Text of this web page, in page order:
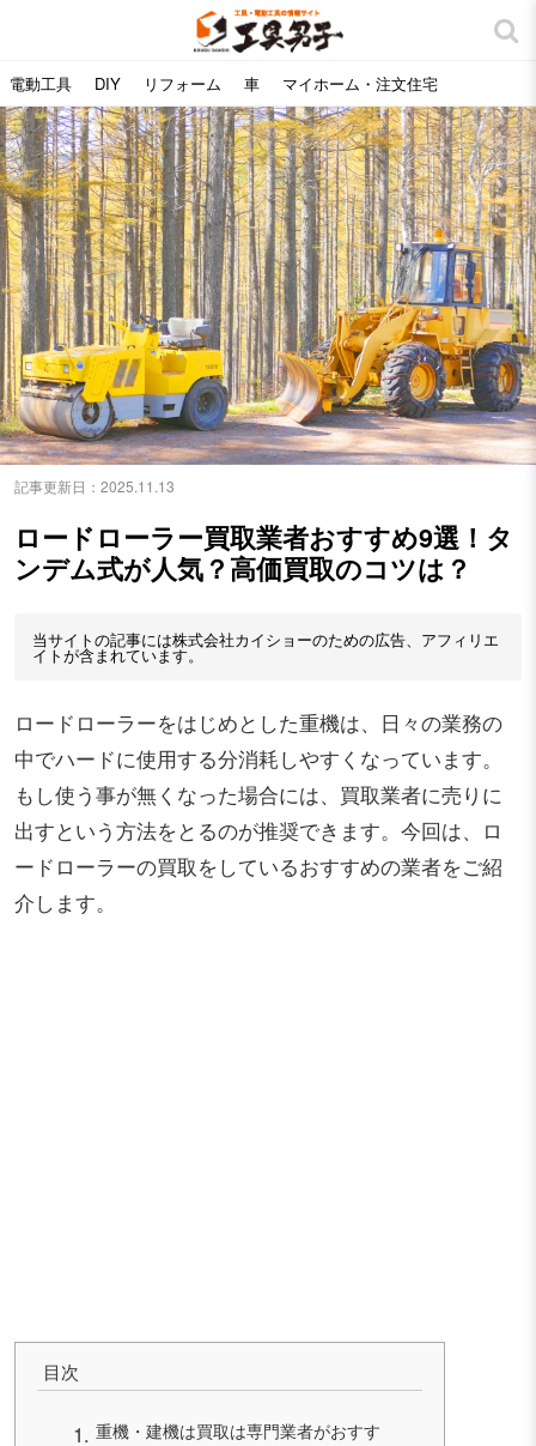
電動工具 DIY リフォーム 車 マイホーム・注文住宅
記事更新日： 2025.11.13
ロードローラー買取業者おすすめ9選！タ
ンデム式が人気？高価買取のコツは？
当サイトの記事には株式会社カイショーのための広告、アフィリエ
イトが含まれています。
ロードローラーをはじめとした重機は、日々の業務の
中でハードに使用する分消耗しやすくなっています。
もし使う事が無くなった場合には、買取業者に売りに
出すという方法をとるのが推奨できます。今回は、ロ
ードローラーの買取をしているおすすめの業者をご紹
介します。
目次
重機・建機は買取は専門業者がおすす